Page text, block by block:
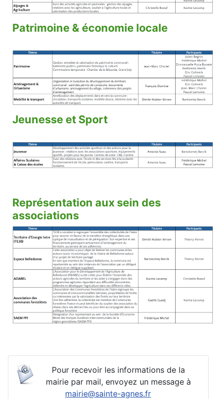
Patrimoine & économie locale
Jeunesse et Sport
Représentation aux sein des
associations
Pour recevoir les informations de la
mairie par mail, envoyez un message à
mairie@sainte-agnes.fr